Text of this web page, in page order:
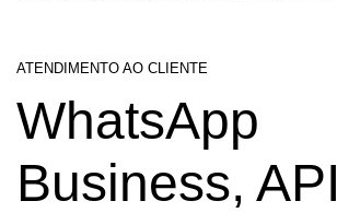
ATENDIMENTO AO CLIENTE
WhatsApp
Business, API